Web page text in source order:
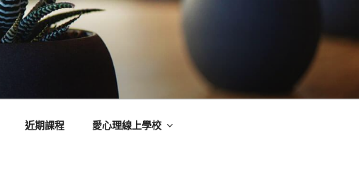
近期課程 愛心理線上學校